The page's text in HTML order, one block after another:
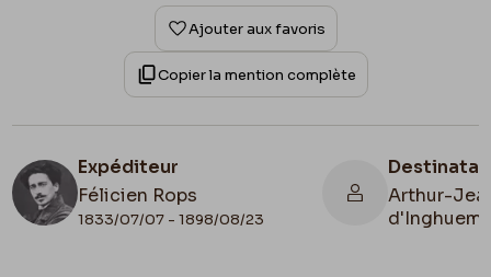
Ajouter aux favoris
Copier la mention complète
Expéditeur
Félicien Rops
1833/07/07 - 1898/08/23
Arthur-
d'Inghuem